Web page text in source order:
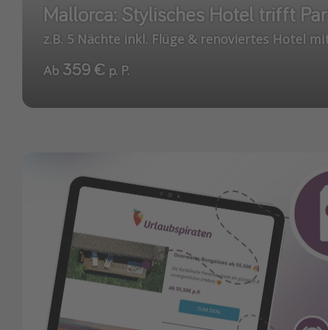
Mallorca: Stylisches Hotel trifft
z.B. 5 Nächte inkl. Flüge & renoviertes Hotel
Ab 359 € p. P.